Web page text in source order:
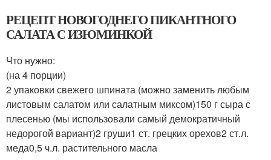
РЕЦЕПТ НОВОГОДНЕГО ПИКАНТНОГО
САЛАТА С ИЗЮМИНКОЙ
Что нужно:
(на 4 порции)
2 упаковки свежего шпината (можно заменить любым
листовым салатом или салатным миксом)150 г сыра с
плесенью (мы использовали самый демократичный
недорогой вариант)2 груши1 ст. грецких орехов2 ст.л.
меда0,5 ч.л. растительного масла